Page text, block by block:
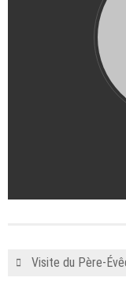
Visite du Père-